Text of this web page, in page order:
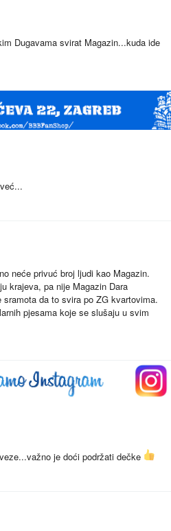
Dugavama svirat Magazin...kuda ide
neće privuć broj ljudi kao Magazin.
krajeva, pa nije Magazin Dara
da to svira po ZG kvartovima.
pjesama koje se slušaju u svim
je doći podržati dečke